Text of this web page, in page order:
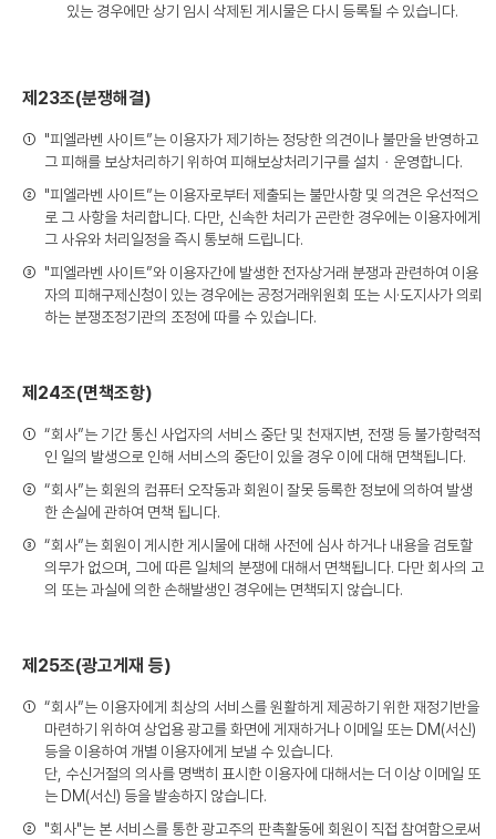
있는 경우에만 상기 임시 삭제된 게시물은 다시 등록될 수 있습니다.
제23조(분쟁해결)
① "피엘라벤 사이트”는 이용자가 제기하는 정당한 의견이나 불만을 반영하고
그 피해를 보상처리하기 위하여 피해보상처리기구를 설치ㆍ운영합니다.
② "피엘라벤 사이트”는 이용자로부터 제출되는 불만사항 및 의견은 우선적으
로 그 사항을 처리합니다. 다만, 신속한 처리가 곤란한 경우에는 이용자에게
그 사유와 처리일정을 즉시 통보해 드립니다.
③ "피엘라벤 사이트”와 이용자간에 발생한 전자상거래 분쟁과 관련하여 이용
자의 피해구제신청이 있는 경우에는 공정거래위원회 또는 시·도지사가 의뢰
하는 분쟁조정기관의 조정에 따를 수 있습니다.
제24조(면책조항)
① “회사”는 기간 통신 사업자의 서비스 중단 및 천재지변, 전쟁 등 불가항력적
인 일의 발생으로 인해 서비스의 중단이 있을 경우 이에 대해 면책됩니다.
② “회사”는 회원의 컴퓨터 오작동과 회원이 잘못 등록한 정보에 의하여 발생
한 손실에 관하여 면책 됩니다.
③ “회사”는 회원이 게시한 게시물에 대해 사전에 심사 하거나 내용을 검토할
의무가 없으며, 그에 따른 일체의 분쟁에 대해서 면책됩니다. 다만 회사의 고
의 또는 과실에 의한 손해발생인 경우에는 면책되지 않습니다.
제25조(광고게재 등)
① “회사”는 이용자에게 최상의 서비스를 원활하게 제공하기 위한 재정기반을
마련하기 위하여 상업용 광고를 화면에 게재하거나 이메일 또는 DM(서신)
등을 이용하여 개별 이용자에게 보낼 수 있습니다.
단, 수신거절의 의사를 명백히 표시한 이용자에 대해서는 더 이상 이메일 또
는 DM(서신) 등을 발송하지 않습니다.
② "회사"는 본 서비스를 통한 광고주의 판촉활동에 회원이 직접 참여함으로써